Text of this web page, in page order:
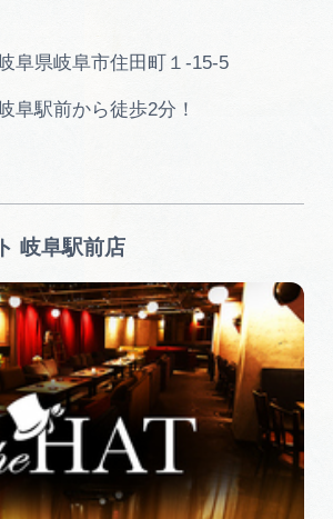
阜県岐阜市住田町１-15-5
阜駅前から徒歩2分！
岐阜駅前店